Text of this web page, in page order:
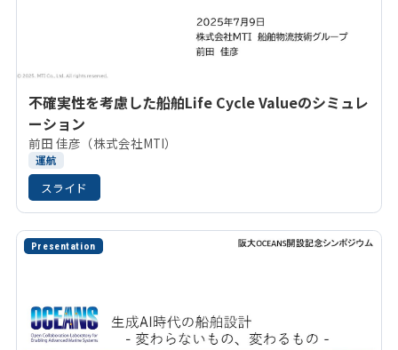
不確実性を考慮した船舶Life Cycle Valueのシミュレ
ーション
前田 佳彦（株式会社MTI）
運航
スライド
Presentation